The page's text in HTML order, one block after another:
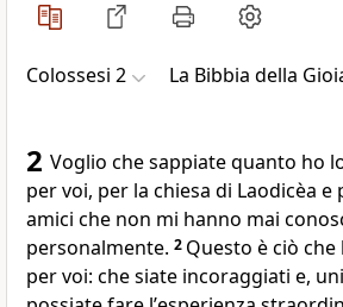
Colossesi 2 La Bibbia della
2 Voglio che sappiate quanto ho
per voi, per la chiesa di Laodicèa
amici che non mi hanno mai
personalmente. 2 Questo è ciò
per voi: che siate incoraggiati e,